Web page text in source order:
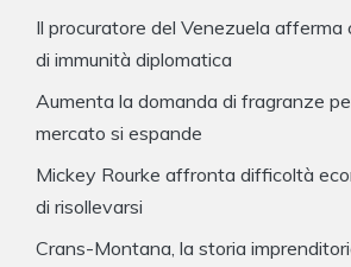
Il procuratore del Venezuela afferma
di immunità diplomatica
Aumenta la domanda di fragranze
mercato si espande
Mickey Rourke affronta difficoltà
di risollevarsi
Crans-Montana, la storia